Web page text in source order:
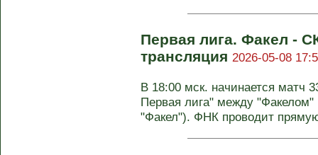
Первая лига. Факел -
трансляция 2026-05-08
В 18:00 мск. начинается матч
Первая лига" между
"Факел"). ФНК проводит